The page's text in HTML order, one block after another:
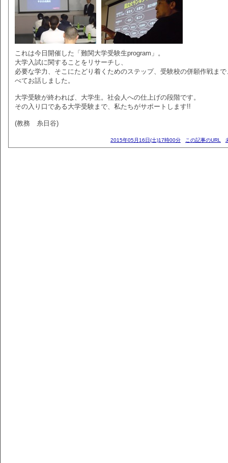
これは今日開催した「難関大学受験生program」。
大学入試に関することをリサーチし、
必要な学力、そこにたどり着くためのステップ、受験校の併願作戦まで
べてお話しました。
大学受験が終われば、大学生。社会人への仕上げの段階です。
その入り口である大学受験まで、私たちがサポートします!!
(教務 糸日谷)
2015年05月16日(土)17時00分 この記事のURL